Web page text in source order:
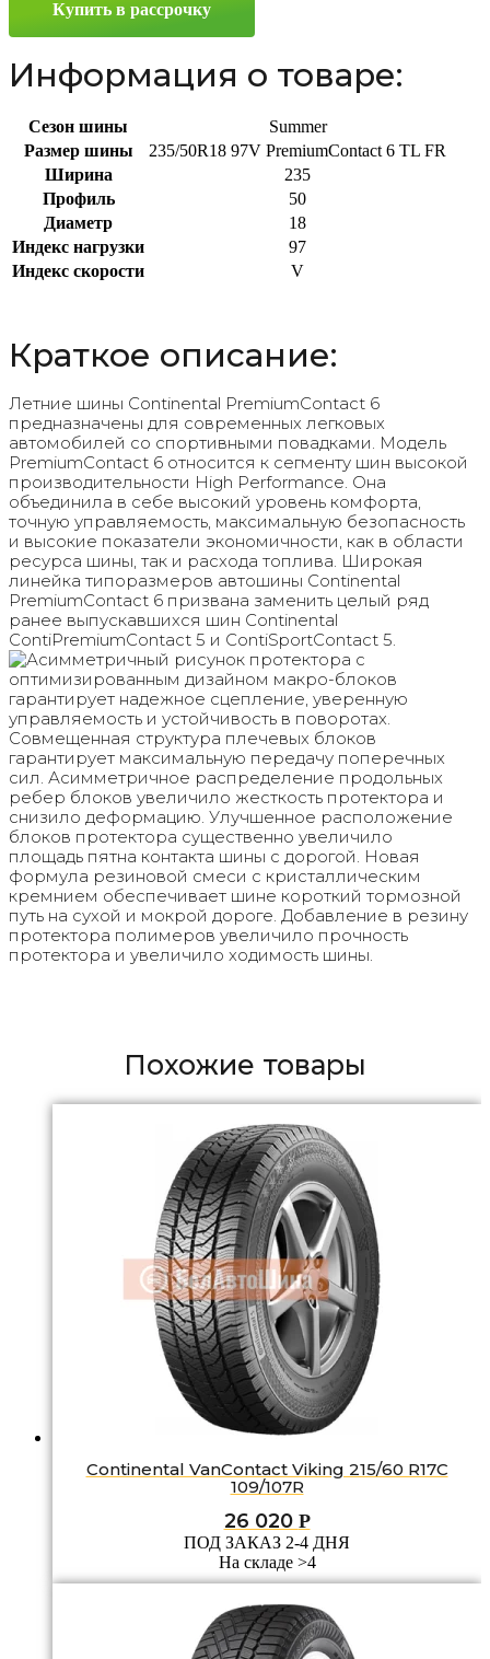
Купить в рассрочку
Информация о товаре:
Сезон шины
Summer
Размер шины
235/50R18 97V PremiumContact 6 TL FR
Ширина
235
Профиль
50
Диаметр
18
Индекс нагрузки
97
Индекс скорости
V
Краткое описание:
Летние шины Continental PremiumContact 6
предназначены для современных легковых
автомобилей со спортивными повадками. Модель
PremiumContact 6 относится к сегменту шин высокой
производительности High Performance. Она
объединила в себе высокий уровень комфорта,
точную управляемость, максимальную безопасность
и высокие показатели экономичности, как в области
ресурса шины, так и расхода топлива. Широкая
линейка типоразмеров автошины Continental
PremiumContact 6 призвана заменить целый ряд
ранее выпускавшихся шин Continental
ContiPremiumContact 5 и ContiSportContact 5.
Асимметричный рисунок протектора с
оптимизированным дизайном макро-блоков
гарантирует надежное сцепление, уверенную
управляемость и устойчивость в поворотах.
Совмещенная структура плечевых блоков
гарантирует максимальную передачу поперечных
сил. Асимметричное распределение продольных
ребер блоков увеличило жесткость протектора и
снизило деформацию. Улучшенное расположение
блоков протектора существенно увеличило
площадь пятна контакта шины с дорогой. Новая
формула резиновой смеси с кристаллическим
кремнием обеспечивает шине короткий тормозной
путь на сухой и мокрой дороге. Добавление в резину
протектора полимеров увеличило прочность
протектора и увеличило ходимость шины.
Похожие товары
Continental VanContact Viking 215/60 R17C
109/107R
26 020 Р
ПОД ЗАКАЗ 2-4 ДНЯ
На складе >4